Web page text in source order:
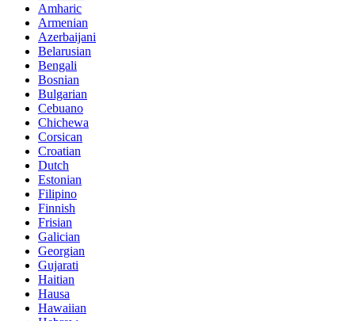
Amharic
Armenian
Azerbaijani
Belarusian
Bengali
Bosnian
Bulgarian
Cebuano
Chichewa
Corsican
Croatian
Dutch
Estonian
Filipino
Finnish
Frisian
Galician
Georgian
Gujarati
Haitian
Hausa
Hawaiian